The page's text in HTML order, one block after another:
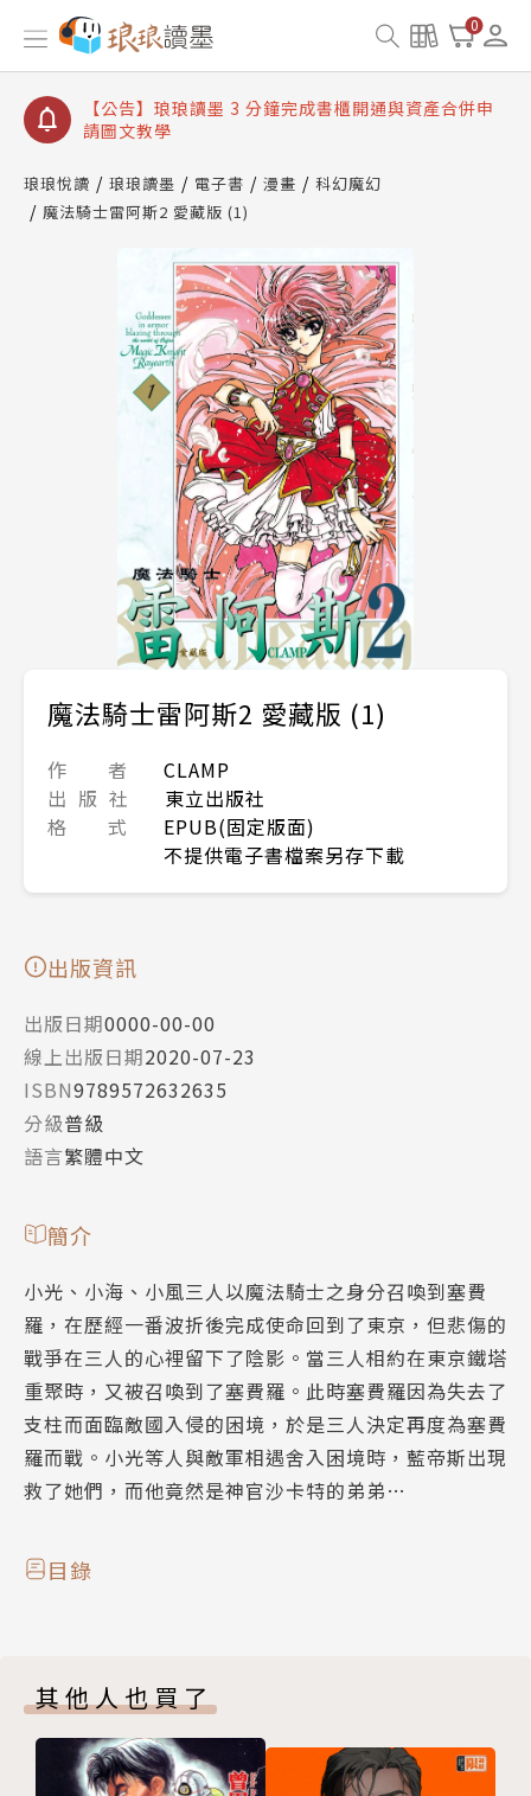
0
【公告】琅琅讀墨數位閱讀資產合併與書櫃開通申請
【公告】琅琅讀墨書櫃開通常見問題
【公告】琅琅讀墨 3 分鐘完成書櫃開通與資產合併申
請圖文教學
查詢
【公告】琅琅讀墨數位閱讀資產合併與書櫃開通申請
琅琅悅讀 琅琅讀墨 電子書 漫畫
科幻魔幻
魔法騎士雷阿斯2 愛藏版 (1)
魔法騎士雷阿斯2 愛藏版 (1)
作 者
CLAMP
出 版 社
東立出版社
格 式
EPUB(固定版面)
不提供電子書檔案另存下載
出版資訊
出版日期0000-00-00
線上出版日期2020-07-23
ISBN9789572632635
分級普級
語言繁體中文
簡介
小光、小海、小風三人以魔法騎士之身分召喚到塞費
羅，在歷經一番波折後完成使命回到了東京，但悲傷的
戰爭在三人的心裡留下了陰影。當三人相約在東京鐵塔
重聚時，又被召喚到了塞費羅。此時塞費羅因為失去了
支柱而面臨敵國入侵的困境，於是三人決定再度為塞費
羅而戰。小光等人與敵軍相遇舍入困境時，藍帝斯出現
救了她們，而他竟然是神官沙卡特的弟弟…
目錄
其他人也買了